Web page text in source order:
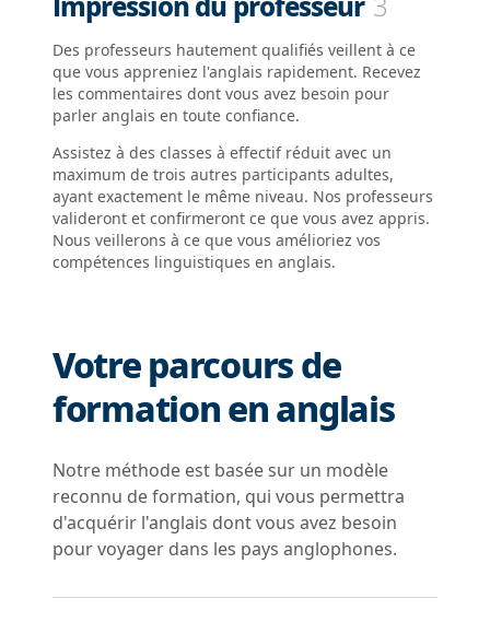
Des professeurs hautement qualifiés veillent à ce
que vous appreniez l'anglais rapidement. Recevez
les commentaires dont vous avez besoin pour
parler anglais en toute confiance.
Assistez à des classes à effectif réduit avec un
maximum de trois autres participants adultes,
ayant exactement le même niveau. Nos professeurs
valideront et confirmeront ce que vous avez appris.
Nous veillerons à ce que vous amélioriez vos
compétences linguistiques en anglais.
Votre parcours de
formation en anglais
Notre méthode est basée sur un modèle
reconnu de formation, qui vous permettra
d'acquérir l'anglais dont vous avez besoin
pour voyager dans les pays anglophones.